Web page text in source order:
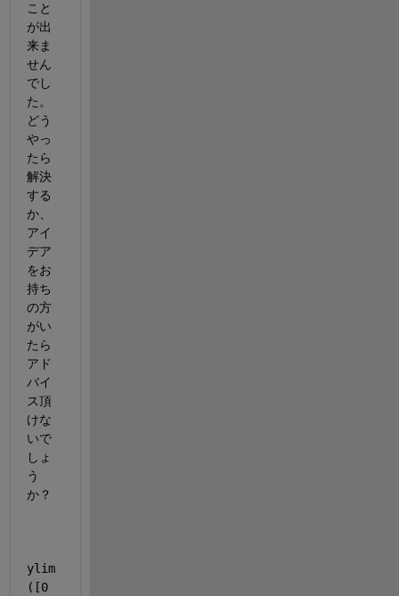
こと
が出
来ま
せん
でし
た。
どう
やっ
たら
解決
する
か、
アイ
デア
をお
持ち
の方
がい
たら
アド
バイ
ス頂
けな
いで
しょ
う
か？
ylim
([0